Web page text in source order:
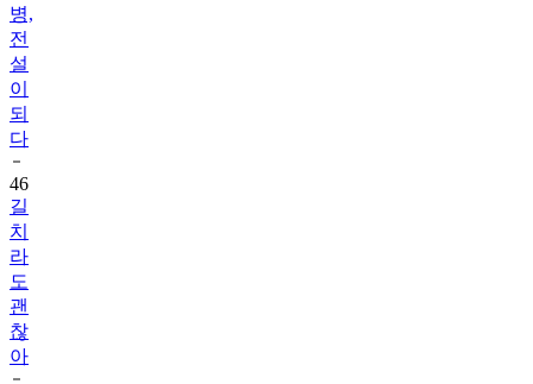
병,
전
설
이
되
다
46
길
치
라
도
괜
찮
아